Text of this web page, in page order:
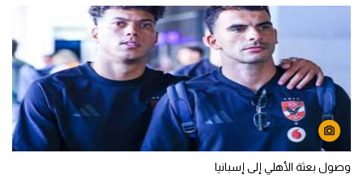
وصول بعثة الأهلي إلى إسبانيا